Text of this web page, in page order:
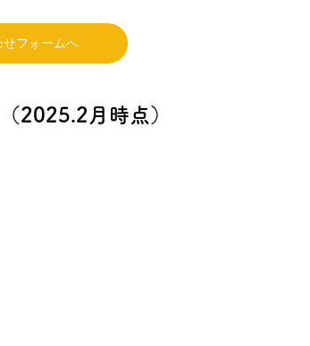
せフォームへ
2025.2月時点）